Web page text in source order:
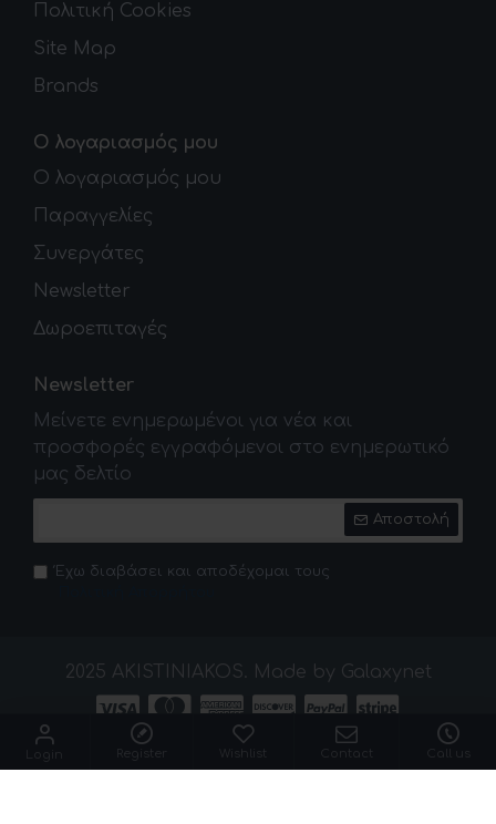
Πολιτική Cookies
Site Map
Brands
Ο λογαριασμός μου
Ο λογαριασμός μου
Παραγγελίες
Συνεργάτες
Newsletter
Δωροεπιταγές
Newsletter
Μείνετε ενημερωμένοι για νέα και
προσφορές εγγραφόμενοι στο ενημερωτικό
μας δελτίο
Αποστολή
Έχω διαβάσει και αποδέχομαι τους
2025 AKISTINIAKOS. Made by Galaxynet
Cookies
Login Register Wishlist Contact Call us